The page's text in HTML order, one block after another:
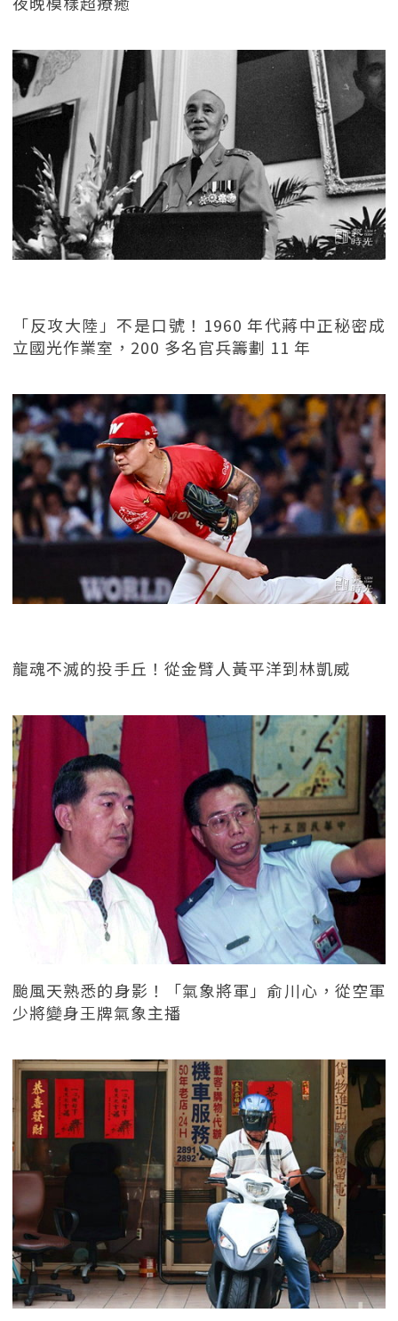
「反攻大陸」不是口號！1960 年代蔣中正秘密成
立國光作業室，200 多名官兵籌劃 11 年
龍魂不滅的投手丘！從金臂人黃平洋到林凱威
颱風天熟悉的身影！「氣象將軍」俞川心，從空軍
少將變身王牌氣象主播